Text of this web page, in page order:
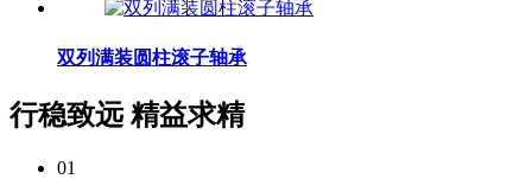
双列满装圆柱滚子轴承
行稳致远 精益求精
01